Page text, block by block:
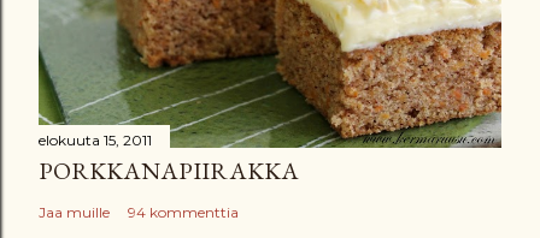
elokuuta 15, 2011
PORKKANAPIIRAKKA
Jaa muille 94 kommenttia